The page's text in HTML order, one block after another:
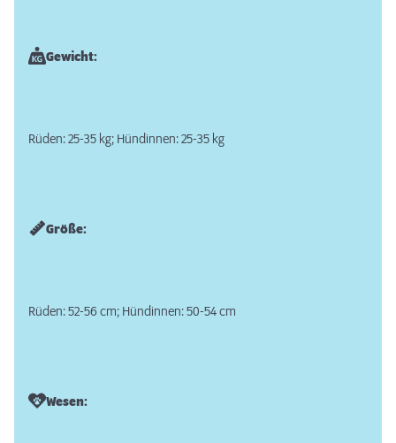
Gewicht:
Rüden: 25-35 kg; Hündinnen: 25-35 kg
Größe:
Rüden: 52-56 cm; Hündinnen: 50-54 cm
Wesen: